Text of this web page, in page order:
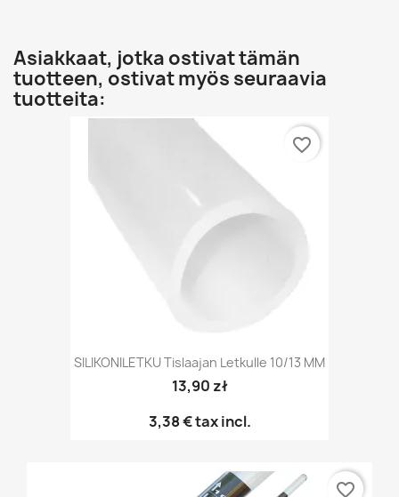
Asiakkaat, jotka ostivat tämän
tuotteen, ostivat myös seuraavia
tuotteita:
SILIKONILETKU Tislaajan Letkulle 10/13 MM
13,90 zł
3,38 €tax incl.
favorite_border
favorite_border